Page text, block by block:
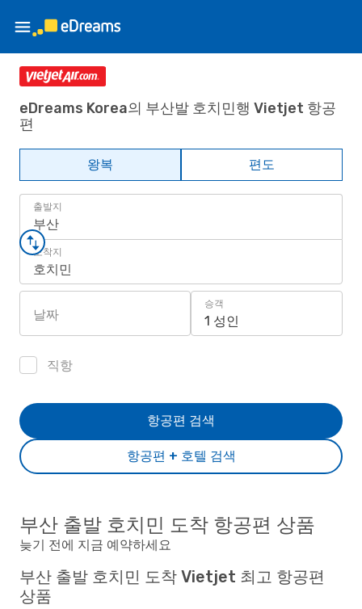
eDreams Korea의 부산발 호치민행 Vietjet 항공
편
왕복 편도
출발지
부산
도착지
호치민
날짜
승객
1 성인
직항
항공편 + 호텔 검색
항공편 검색
부산 출발 호치민 도착 항공편 상품
늦기 전에 지금 예약하세요
부산 출발 호치민 도착 Vietjet 최고 항공편
상품